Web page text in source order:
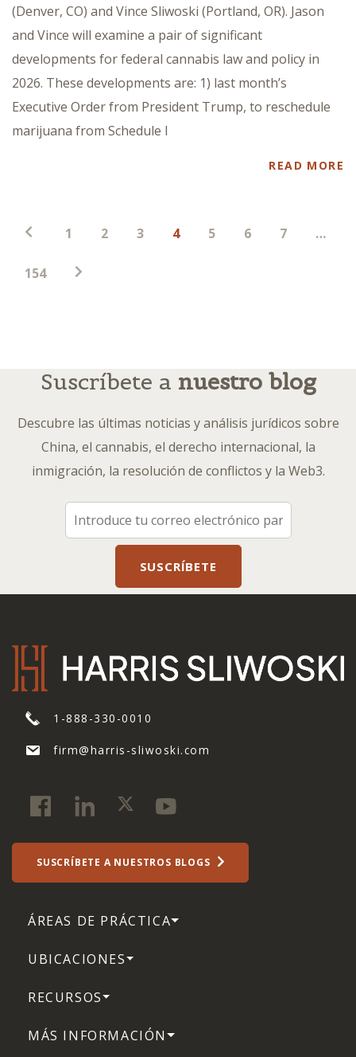
(Denver, CO) and Vince Sliwoski (Portland, OR). Jason
and Vince will examine a pair of significant
developments for federal cannabis law and policy in
2026. These developments are: 1) last month’s
Executive Order from President Trump, to reschedule
marijuana from Schedule I
READ MORE
Paginación
1 2 3 4 5 6 7 …
154
Suscríbete a nuestro blog
Descubre las últimas noticias y análisis jurídicos sobre
China, el cannabis, el derecho internacional, la
inmigración, la resolución de conflictos y la Web3.
1-888-330-0010
firm@harris-sliwoski.com
SUSCRÍBETE A NUESTROS BLOGS
ÁREAS DE PRÁCTICA
UBICACIONES
RECURSOS
MÁS INFORMACIÓN